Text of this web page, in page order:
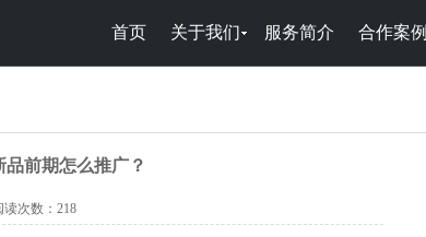
首页 关于我们 服务简介 合作案例
前期怎么推广？
次数： 218